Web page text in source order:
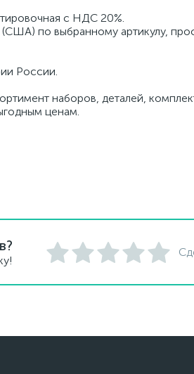
с НДС 20%.
по выбранному артикулу,
России.
наборов, деталей,
ценам.